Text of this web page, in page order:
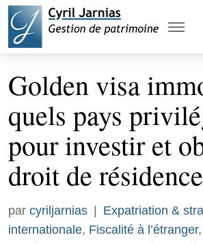
Golden visa
quels pays
pour investir et
droit de
par cyriljarnias
Expatriation &
internationale, Fiscalité à l’étranger,